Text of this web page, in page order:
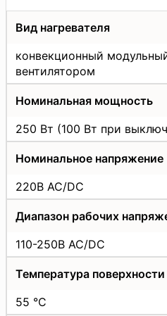
Вид нагревателя
конвекционный
вентилятором
Номинальная мощность
250 Вт (100 Вт при
Номинальное напряжение
220В AC/DC
Диапазон рабочих
110-250В AC/DC
Температура поверхности
55 °С